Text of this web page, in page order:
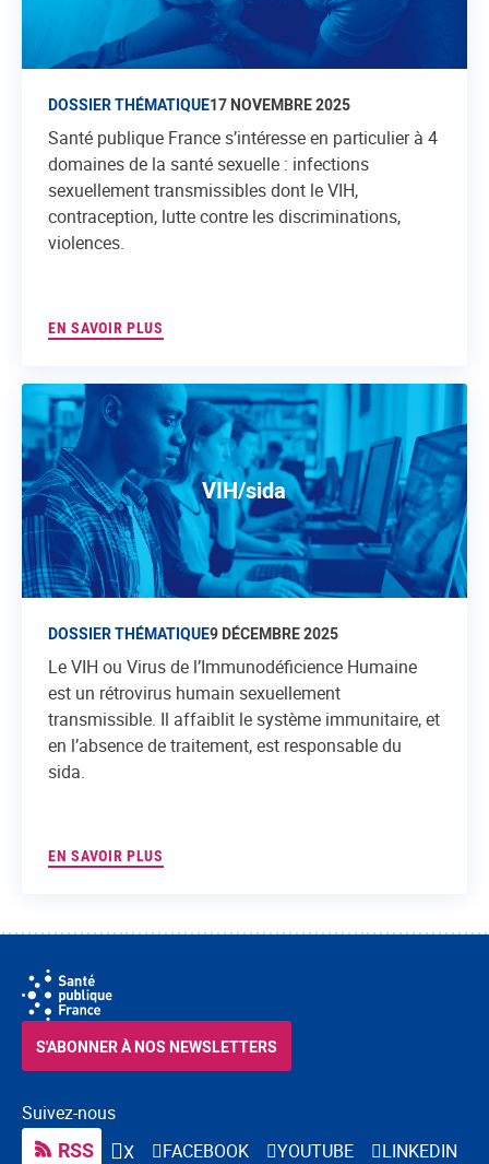
DOSSIER THÉMATIQUE17 NOVEMBRE 2025
Santé publique France s’intéresse en particulier à 4
domaines de la santé sexuelle : infections
sexuellement transmissibles dont le VIH,
contraception, lutte contre les discriminations,
violences.
EN SAVOIR PLUS
VIH/sida
DOSSIER THÉMATIQUE9 DÉCEMBRE 2025
Le VIH ou Virus de l’Immunodéficience Humaine
est un rétrovirus humain sexuellement
transmissible. Il affaiblit le système immunitaire, et
en l’absence de traitement, est responsable du
sida.
EN SAVOIR PLUS
Suivez-nous
RSS X FACEBOOK YOUTUBE LINKEDIN
S'ABONNER À NOS NEWSLETTERS